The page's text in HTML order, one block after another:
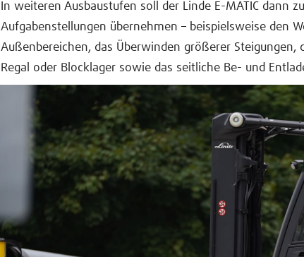
In weiteren Ausbaustufen soll der Linde E-MATIC dann
Aufgabenstellungen übernehmen – beispielsweise den
Außenbereichen, das Überwinden größerer Steigungen,
Regal oder Blocklager sowie das seitliche Be- und